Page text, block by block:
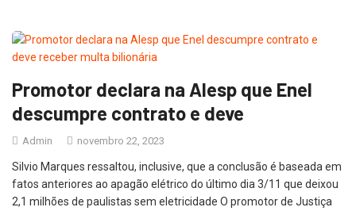
Promotor declara na Alesp que Enel
descumpre contrato e deve
Admin novembro 22, 2023
Silvio Marques ressaltou, inclusive, que a conclusão é baseada em
fatos anteriores ao apagão elétrico do último dia 3/11 que deixou
2,1 milhões de paulistas sem eletricidade O promotor de Justiça